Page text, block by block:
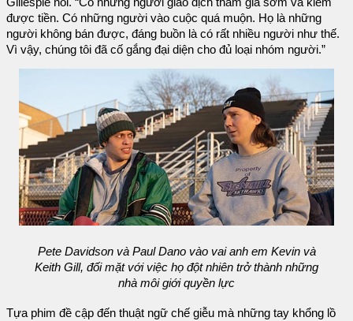
được tiền. Có những người vào cuộc quá muộn. Họ là những
người không bán được, đáng buồn là có rất nhiều người như thế.
Vì vậy, chúng tôi đã cố gắng đại diện cho đủ loại nhóm người.”
Pete Davidson và Paul Dano vào vai anh em Kevin và
Keith Gill, đối mặt với việc họ đột nhiên trở thành những
nhà môi giới quyền lực
Tựa phim đề cập đến thuật ngữ chế giễu mà những tay khổng lồ